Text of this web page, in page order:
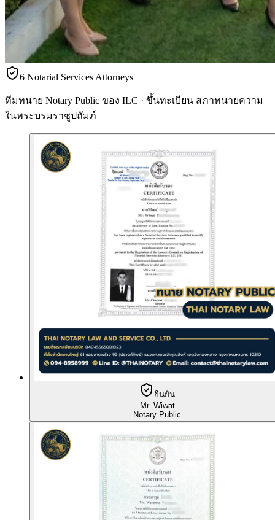
6 Notarial Services Attorneys
ทีมทนาย Notary Public ของ ILC · ขึ้นทะเบียน สภาทนายความ
ในพระบรมราชูปถัมภ์
ยืนยัน
Mr. Wiwat
Notary Public